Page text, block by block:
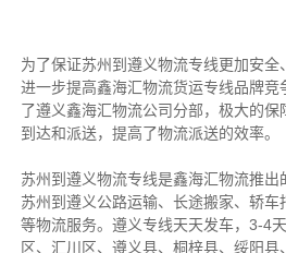
为了保证苏州到遵义物流专线更加安全
进一步提高鑫海汇物流货运专线品牌竞
了遵义鑫海汇物流公司分部，极大的
到达和派送，提高了物流派送的效率。
苏州到遵义物流专线是鑫海汇物流推出
苏州到遵义公路运输、长途搬家、轿
等物流服务。 遵义专线天天发车，3-4
区、汇川区、遵义县、桐梓县、绥阳